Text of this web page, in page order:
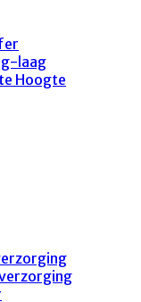
laag
Hoogte